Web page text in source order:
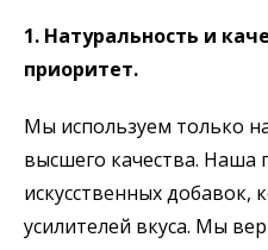
1. Натуральность и
приоритет.
Мы используем только
высшего качества. Наша
искусственных добавок,
усилителей вкуса. Мы